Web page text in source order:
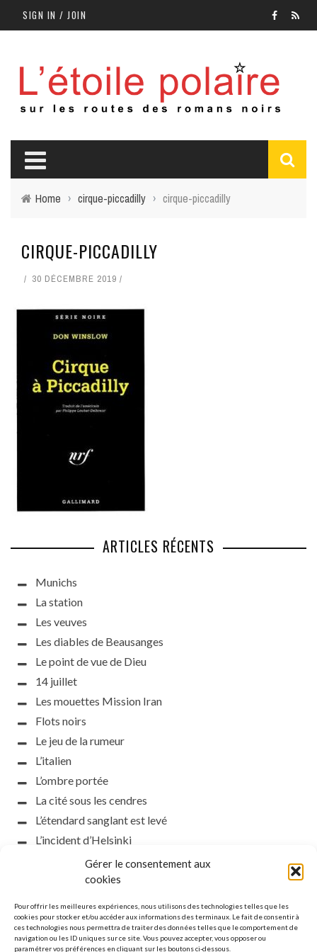
Gérer le consentement aux
cookies
Pour offrir les meilleures expériences, nous utilisons des technologies telles que les
cookies pour stocker et/ou accéder aux informations des terminaux. Le fait de consentir à
ces technologies nous permettra de traiter des données telles que le comportement de
navigation ou les ID uniques sur ce site. Vous pouvez accepter, vous opposer ou
paramétrer vos préférences en cliquant sur les boutons ci-dessous.
SIGN IN / JOIN
Home › cirque-piccadilly › cirque-piccadilly
CIRQUE-PICCADILLY
30 DÉCEMBRE 2019
ARTICLES RÉCENTS
Munichs
La station
Les veuves
Les diables de Beausanges
Le point de vue de Dieu
14 juillet
Les mouettes Mission Iran
Flots noirs
Le jeu de la rumeur
L’italien
L’ombre portée
La cité sous les cendres
L’étendard sanglant est levé
L’incident d’Helsinki
la petite fasciste
Toutes les nuances de la nuit
Que s’obscurcissent le soleil et la lumière
Le silence